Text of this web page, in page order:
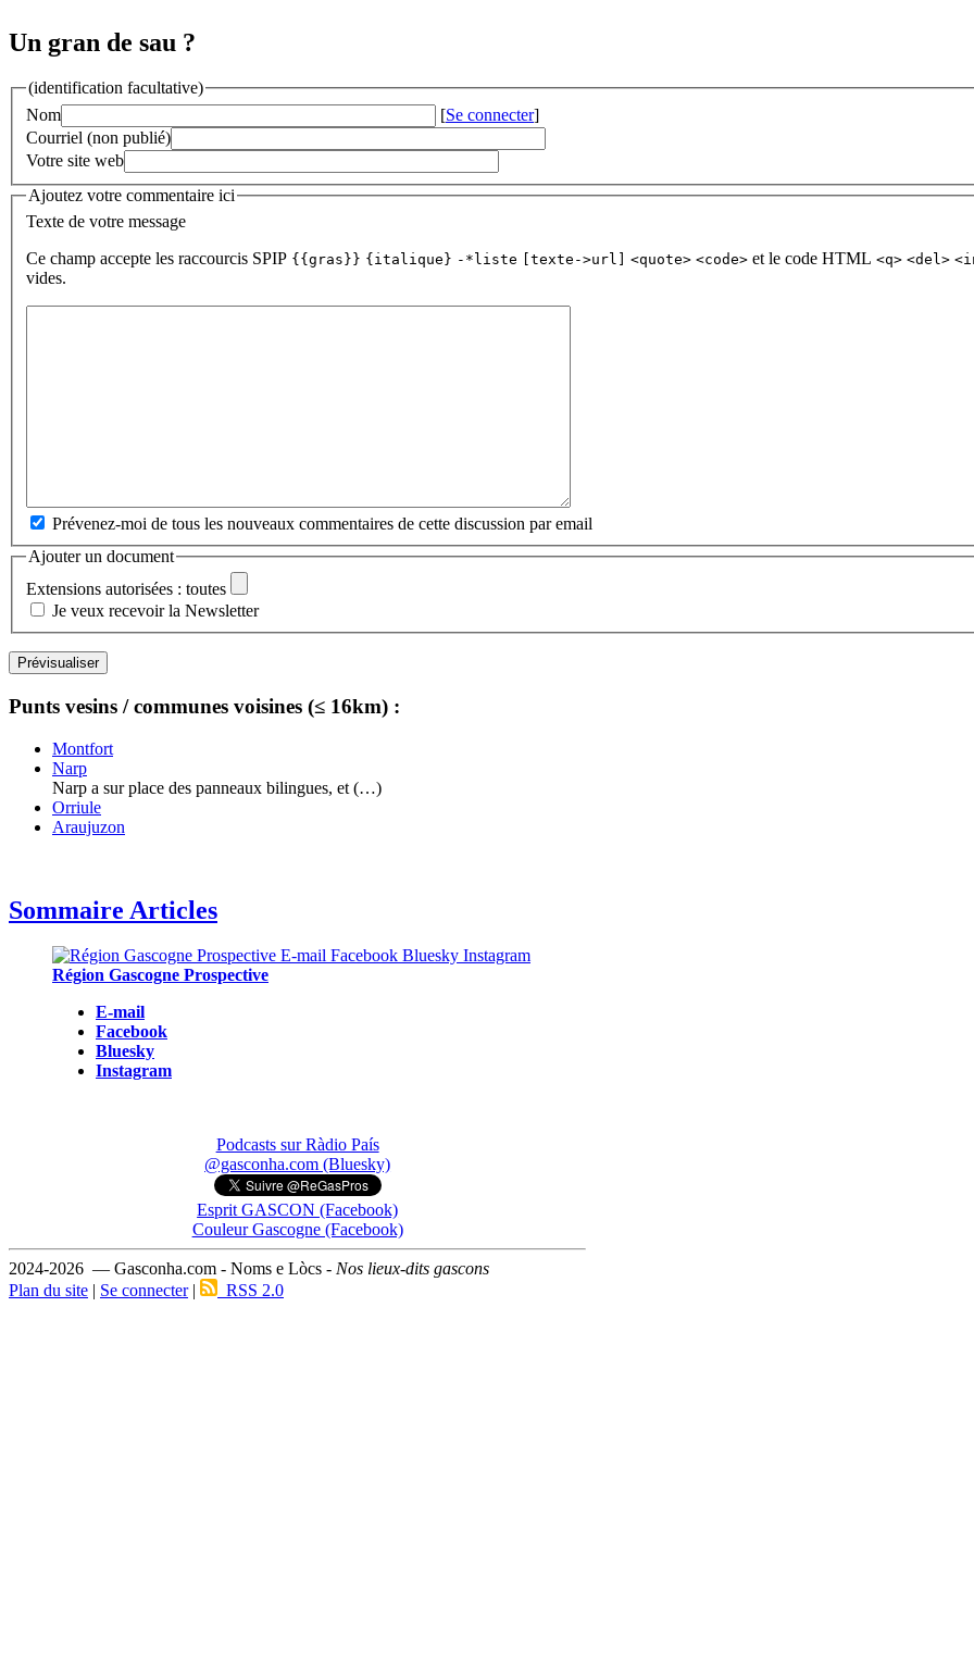
Un gran de sau ?
(identification facultative)
Nom
[Se connecter]
Courriel (non publié)
Votre site web
Ajoutez votre commentaire ici
Texte de votre message
Ce champ accepte les raccourcis SPIP {{gras}} {italique} -*liste [texte->url] <quote> <code> et le code HTML <q> <del>
vides.
Prévenez-moi de tous les nouveaux commentaires de cette discussion par email
Ajouter un document
Extensions autorisées : toutes
Je veux recevoir la Newsletter
Punts vesins / communes voisines (≤ 16km) :
Montfort
Narp
Narp a sur place des panneaux bilingues, et (…)
Orriule
Araujuzon
Sommaire Articles
Région Gascogne Prospective
E-mail
Facebook
Bluesky
Instagram
Podcasts sur Ràdio País
@gasconha.com (Bluesky)
Esprit GASCON (Facebook)
Couleur Gascogne (Facebook)
2024-2026 — Gasconha.com - Noms e Lòcs - Nos lieux-dits gascons
Plan du site | Se connecter| RSS 2.0